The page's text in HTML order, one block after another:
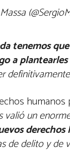
tenemos
a
valió un
derechos
delito y de